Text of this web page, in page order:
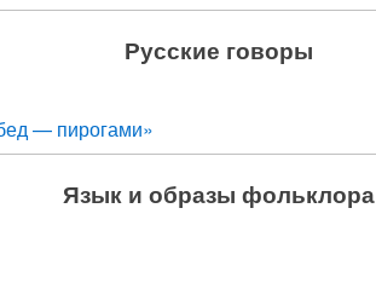
Русские говоры
— пирогами»
Язык и образы фольклора